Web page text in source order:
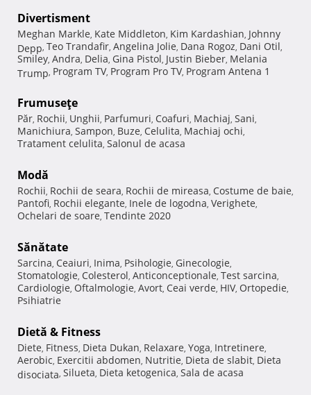
Divertisment
Meghan Markle, Kate Middleton, Kim Kardashian, Johnny
Depp, Teo Trandafir, Angelina Jolie, Dana Rogoz, Dani Otil,
Smiley, Andra, Delia, Gina Pistol, Justin Bieber, Melania
Trump, Program TV, Program Pro TV, Program Antena 1
Frumuseţe
Păr, Rochii, Unghii, Parfumuri, Coafuri, Machiaj, Sani,
Manichiura, Sampon, Buze, Celulita, Machiaj ochi,
Tratament celulita, Salonul de acasa
Modă
Rochii, Rochii de seara, Rochii de mireasa, Costume de baie,
Pantofi, Rochii elegante, Inele de logodna, Verighete,
Ochelari de soare, Tendinte 2020
Sănătate
Sarcina, Ceaiuri, Inima, Psihologie, Ginecologie,
Stomatologie, Colesterol, Anticonceptionale, Test sarcina,
Cardiologie, Oftalmologie, Avort, Ceai verde, HIV, Ortopedie,
Psihiatrie
Dietă & Fitness
Diete, Fitness, Dieta Dukan, Relaxare, Yoga, Intretinere,
Aerobic, Exercitii abdomen, Nutritie, Dieta de slabit, Dieta
disociata, Silueta, Dieta ketogenica, Sala de acasa